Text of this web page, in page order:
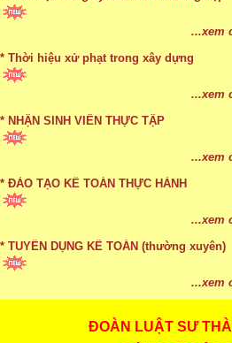
theo pháp luật
...xem
* Thời hạn đăng ký bảo hiểm thất nghiệp
* Thời hiệu xử phạt trong xây dựng
* NHẬN SINH VIÊN THỰC TẬP
* ĐÀO TẠO KẾ TOÁN THỰC HÀNH
* TUYỂN DỤNG KẾ TOÁN (thường xuyên)
...xem
* Cách chọn màu phù hợp theo phong
ĐOÀN LUẬT SƯ